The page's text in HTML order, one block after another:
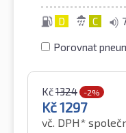
D C
Porovnat
Kč1324 -2%
Kč1297
vč. DPH*